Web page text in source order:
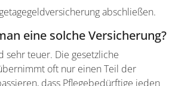
abschließen.
eine solche Versicherung?
sehr teuer. Die gesetzliche
oft nur einen Teil der
dass Pflegebedürftige jeden